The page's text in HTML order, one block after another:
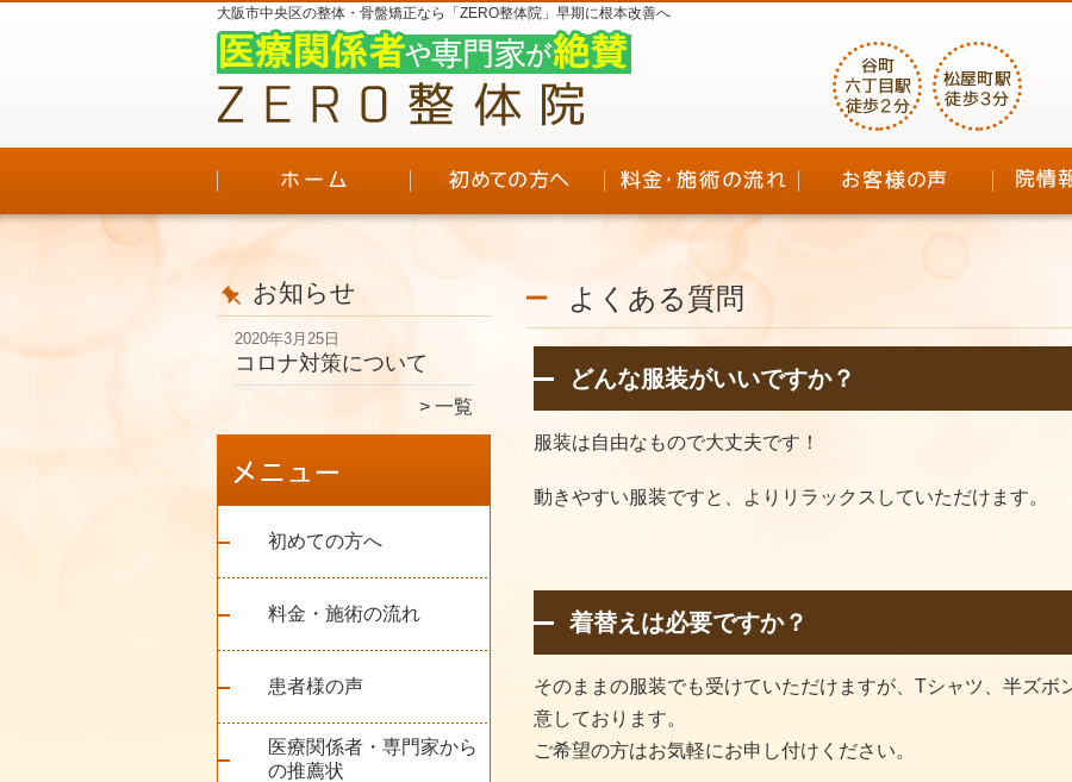
大阪市中央区の整体・骨盤矯正なら「ZERO整体院」早期に根本改善へ
お知らせ
2020年3月25日
コロナ対策について
一覧
初めての方へ
料金・施術の流れ
患者様の声
医療関係者・専門家から
の推薦状
よくある質問
どんな服装がいいですか？
服装は自由なもので大丈夫です！
動きやすい服装ですと、よりリラックスしていただけます。
着替えは必要ですか？
そのままの服装でも受けていただけますが、Tシャツ、半ズボ
意しております。
ご希望の方はお気軽にお申し付けください。